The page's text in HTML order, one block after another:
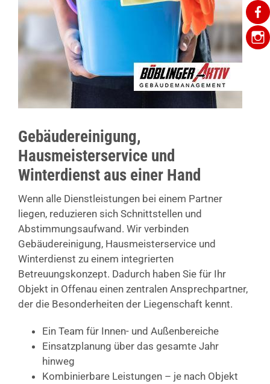
Gebäudereinigung,
Hausmeisterservice und
Winterdienst aus einer Hand
Wenn alle Dienstleistungen bei einem Partner
liegen, reduzieren sich Schnittstellen und
Abstimmungsaufwand. Wir verbinden
Gebäudereinigung, Hausmeisterservice und
Winterdienst zu einem integrierten
Betreuungskonzept. Dadurch haben Sie für Ihr
Objekt in Offenau einen zentralen Ansprechpartner,
der die Besonderheiten der Liegenschaft kennt.
Ein Team für Innen- und Außenbereiche
Einsatzplanung über das gesamte Jahr
hinweg
Kombinierbare Leistungen – je nach Objekt